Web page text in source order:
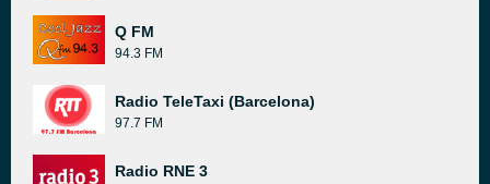
Q FM
94.3 FM
Radio TeleTaxi (Barcelona)
97.7 FM
Radio RNE 3